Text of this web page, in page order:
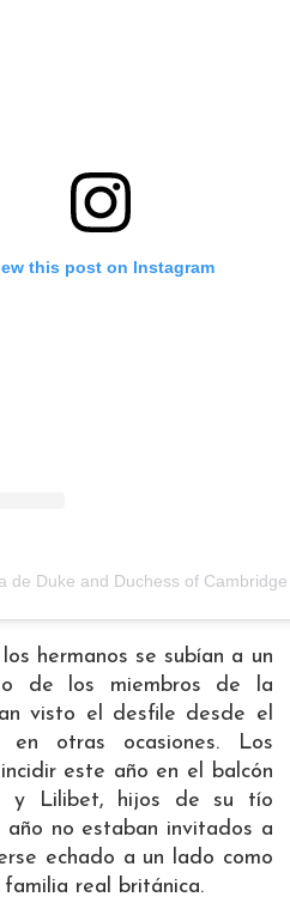
this post on Instagram
hermanos se subían a un
de los miembros de la
visto el desfile desde el
en otras ocasiones. Los
este año en el balcón
y Lilibet, hijos de su tío
no estaban invitados a
echado a un lado como
real británica.